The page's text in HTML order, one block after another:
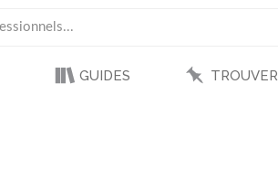
GUIDES TROUVER